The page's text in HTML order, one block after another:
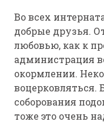
Во всех
добрые друзья.
любовью, как к
администрация
окормлении.
воцерковляться.
соборования
тоже это очень